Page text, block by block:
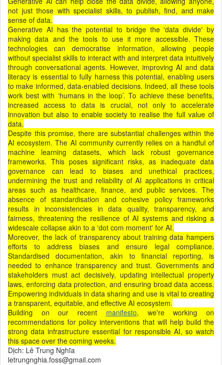
not just those with specialist skills, to publish, find, and make
sense of data.
Generative AI has the potential to bridge the 'data divide' by
making data and the tools to use it more accessible. These
technologies can democratise information, allowing people
without specialist skills to interact with and interpret data intuitively
through conversational agents. However, improving AI and data
literacy is essential to fully harness this potential, enabling users
to make informed, data-enabled decisions. Indeed, all these tools
work best with ‘humans in the loop’. To achieve these benefits,
increased access to data is crucial, not only to accelerate
innovation but also to enable society to realise the full value of
data.
Despite this promise, there are substantial challenges within the
AI ecosystem. The AI community currently relies on a handful of
machine learning datasets, which lack robust governance
frameworks. This poses significant risks, as inadequate data
governance can lead to biases and unethical practices,
undermining the trust and reliability of AI applications in critical
areas such as healthcare, finance, and public services. The
absence of standardisation and cohesive policy frameworks
results in inconsistencies in data quality, transparency, and
fairness, threatening the resilience of AI systems and risking a
widescale collapse akin to a 'dot com moment' for AI.
Moreover, the lack of transparency about training data hampers
efforts to address biases and ensure legal compliance.
Standardised documentation, akin to financial reporting, is
needed to enhance transparency and trust. Governments and
stakeholders must act decisively, updating intellectual property
laws, enforcing data protection, and ensuring broad data access.
Empowering individuals in data sharing and use is vital to creating
a transparent, equitable, and effective AI ecosystem.
Building on our recent manifesto, we're working on
recommendations for policy interventions that will help build the
strong data infrastructure essential for responsible AI, so watch
this space over the coming weeks.
Dịch: Lê Trung Nghĩa
letrungnghia.foss@gmail.com